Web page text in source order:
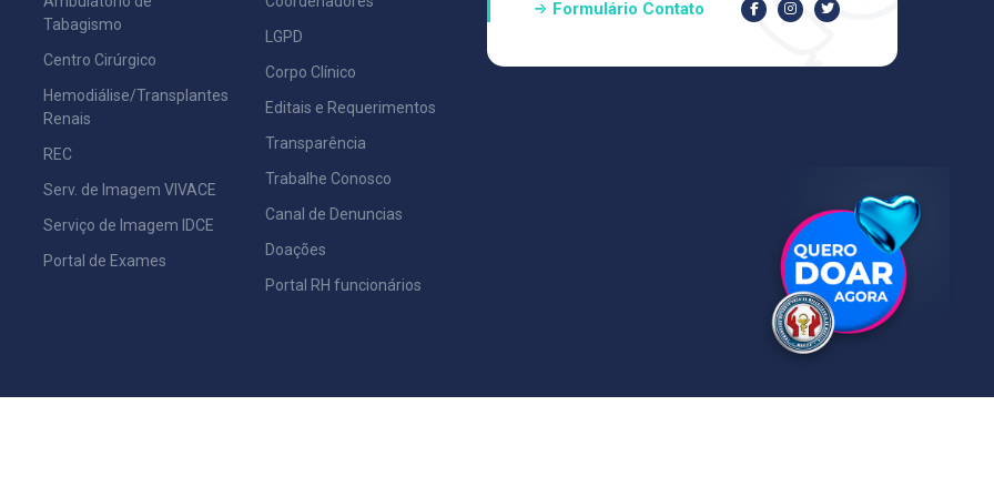
Tabagismo
Centro Cirúrgico
Hemodiálise/Transplantes
Renais
REC
Serv. de Imagem VIVACE
Serviço de Imagem IDCE
Portal de Exames
LGPD
Corpo Clínico
Editais e Requerimentos
Transparência
Trabalhe Conosco
Canal de Denuncias
Doações
Portal RH funcionários
Formulário Contato